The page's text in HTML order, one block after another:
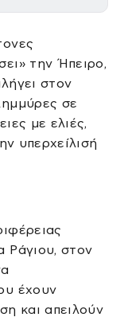
την Ήπειρο,
στον
σε
με ελιές,
υπερχείλισή
Ράγιου, στον
έχουν
και απειλούν